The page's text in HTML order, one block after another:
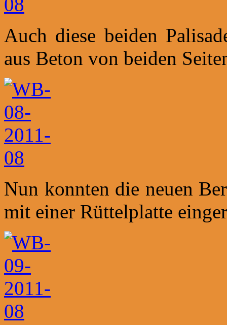
Auch diese beiden
aus Beton von beiden
Nun konnten die neuen
mit einer Rüttelplatte